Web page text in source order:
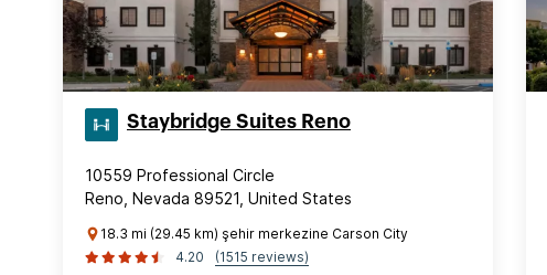
Staybridge Suites Reno
10559 Professional Circle
Reno, Nevada 89521, United States
18.3 mi (29.45 km) şehir merkezine Carson City
4.20
(1515 reviews)